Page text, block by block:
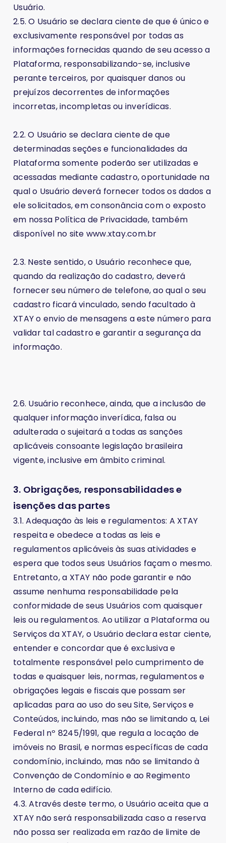
Usuário.
2.5. O Usuário se declara ciente de que é único e
exclusivamente responsável por todas as
informações fornecidas quando de seu acesso a
Plataforma, responsabilizando-se, inclusive
perante terceiros, por quaisquer danos ou
prejuízos decorrentes de informações
incorretas, incompletas ou inverídicas.
2.2. O Usuário se declara ciente de que
determinadas seções e funcionalidades da
Plataforma somente poderão ser utilizadas e
acessadas mediante cadastro, oportunidade na
qual o Usuário deverá fornecer todos os dados a
ele solicitados, em consonância com o exposto
em nossa Política de Privacidade, também
disponível no site www.xtay.com.br
2.3. Neste sentido, o Usuário reconhece que,
quando da realização do cadastro, deverá
fornecer seu número de telefone, ao qual o seu
cadastro ficará vinculado, sendo facultado à
XTAY o envio de mensagens a este número para
validar tal cadastro e garantir a segurança da
informação.
2.6. Usuário reconhece, ainda, que a inclusão de
qualquer informação inverídica, falsa ou
adulterada o sujeitará a todas as sanções
aplicáveis consoante legislação brasileira
vigente, inclusive em âmbito criminal.
3. Obrigações, responsabilidades e
isenções das partes
3.1. Adequação às leis e regulamentos: A XTAY
respeita e obedece a todas as leis e
regulamentos aplicáveis às suas atividades e
espera que todos seus Usuários façam o mesmo.
Entretanto, a XTAY não pode garantir e não
assume nenhuma responsabilidade pela
conformidade de seus Usuários com quaisquer
leis ou regulamentos. Ao utilizar a Plataforma ou
Serviços da XTAY, o Usuário declara estar ciente,
entender e concordar que é exclusiva e
totalmente responsável pelo cumprimento de
todas e quaisquer leis, normas, regulamentos e
obrigações legais e fiscais que possam ser
aplicadas para ao uso do seu Site, Serviços e
Conteúdos, incluindo, mas não se limitando a, Lei
Federal nº 8245/1991, que regula a locação de
imóveis no Brasil, e normas específicas de cada
condomínio, incluindo, mas não se limitando à
Convenção de Condomínio e ao Regimento
Interno de cada edifício.
4.3. Através deste termo, o Usuário aceita que a
XTAY não será responsabilizada caso a reserva
não possa ser realizada em razão de limite de